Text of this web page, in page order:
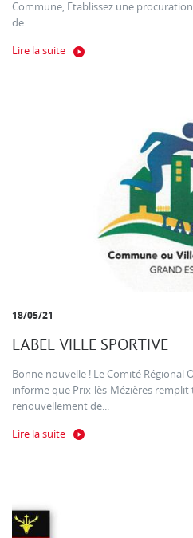
Commune, Etablissez une
de...
Lire la suite
18/05/21
LABEL VILLE SPORTIVE
Bonne nouvelle ! Le Comité Régional
informe que Prix-lès-Mézières
renouvellement de...
Lire la suite